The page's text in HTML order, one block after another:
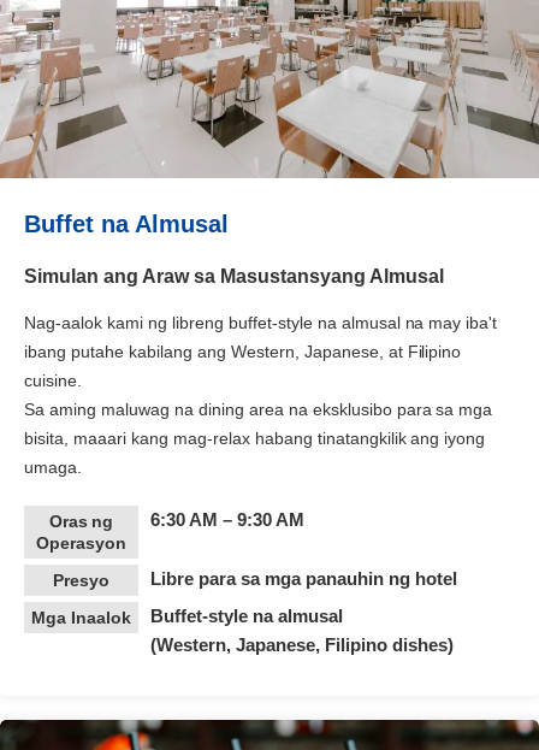
Buffet na Almusal
Simulan ang Araw sa Masustansyang Almusal
Nag-aalok kami ng libreng buffet-style na almusal na may iba't
ibang putahe kabilang ang Western, Japanese, at Filipino
cuisine.
Sa aming maluwag na dining area na eksklusibo para sa mga
bisita, maaari kang mag-relax habang tinatangkilik ang iyong
umaga.
Oras ng
Operasyon
6:30 AM – 9:30 AM
Presyo Libre para sa mga panauhin ng hotel
Mga Inaalok
Buffet-style na almusal
(Western, Japanese, Filipino dishes)